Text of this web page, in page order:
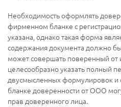
Необходимость оформлять
фирменном бланке с
указана, однако такая форма
содержания документа должно
может совершать поверенный
целесообразно указать полный
двусмысленных формулировок и
бланке доверенности от ООО
прав доверенного лица.